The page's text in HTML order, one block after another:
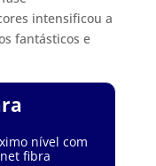
intensificou a
fantásticos e
nível com
fibra